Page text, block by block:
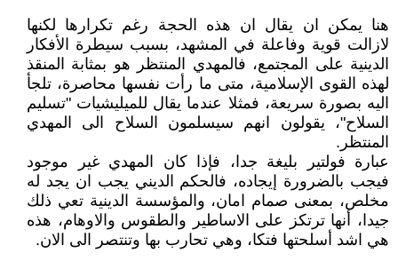
هنا يمكن ان يقال ان هذه الحجة رغم تكرارها لكنها
لازالت قوية وفاعلة في المشهد، بسبب سيطرة الأفكار
الدينية على المجتمع، فالمهدي المنتظر هو بمثابة المنقذ
لهذه القوى الإسلامية، متى ما رأت نفسها محاصرة، تلجأ
اليه بصورة سريعة، فمثلا عندما يقال للميليشيات "تسليم
السلاح"، يقولون انهم سيسلمون السلاح الى المهدي
المنتظر.
عبارة فولتير بليغة جدا، فإذا كان المهدي غير موجود
فيجب بالضرورة إيجاده، فالحكم الديني يجب ان يجد له
مخلص، بمعنى صمام امان، والمؤسسة الدينية تعي ذلك
جيدا، أنها ترتكز على الاساطير والطقوس والاوهام، هذه
هي اشد أسلحتها فتكا، وهي تحارب بها وتنتصر الى الان.